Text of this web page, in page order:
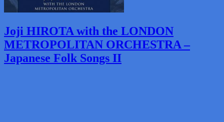
Joji HIROTA with the LONDON
METROPOLITAN ORCHESTRA –
Japanese Folk Songs II